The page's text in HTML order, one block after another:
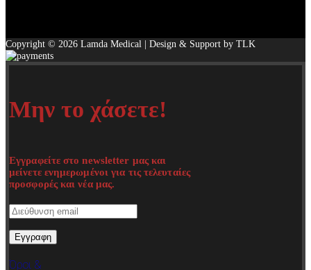
Copyright © 2026 Lamda Medical | Design & Support by TLK
Μην το χάσετε!
Εγγραφείτε στο newsletter μας και
μείνετε ενημερωμένοι για τις τελευταίες
προσφορές και νέα μας.
Όροι &